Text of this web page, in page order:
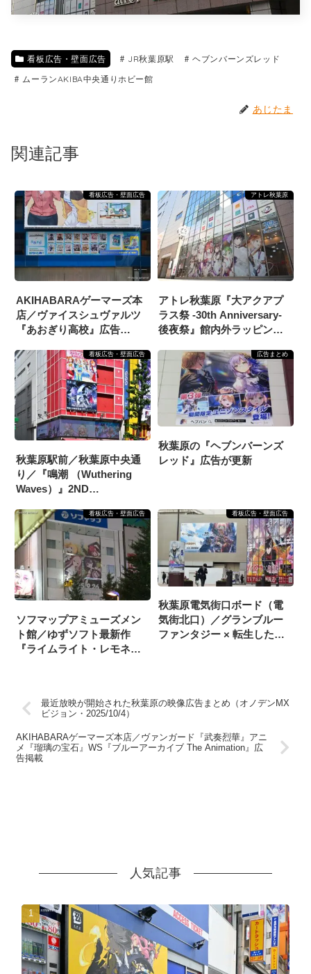
看板広告・壁面広告 JR秋葉原駅
ヘブンバーンズレッド
ムーランAKIBA中央通りホビー館
あじたま
関連記事
看板広告・壁面広告
AKIHABARAゲーマーズ本
店／ヴァイスシュヴァルツ
『あおぎり高校』広告
アトレ秋葉原
アトレ秋葉原『大アクアプ
ラス祭 -30th Anniversary-
後夜祭』館内外ラッピング
看板広告・壁面広告
秋葉原駅前／秋葉原中央通
り／『鳴潮 （Wuthering
Waves）』2ND
広告まとめ
秋葉原の『ヘブンバーンズ
レッド』広告が更新
看板広告・壁面広告
ソフマップアミューズメン
ト館／ゆずソフト最新作
『ライムライト・レモネー
看板広告・壁面広告
秋葉原電気街口ボード（電
気街北口）／グランブルー
ファンタジー × 転生したら
最近放映が開始された秋葉原の映像広告まとめ（オノデンMX
ビジョン・2025/10/4）
AKIHABARAゲーマーズ本店／ヴァンガード『武奏烈華』アニ
メ『瑠璃の宝石』WS『ブルーアーカイブ The Animation』広
告掲載
人気記事